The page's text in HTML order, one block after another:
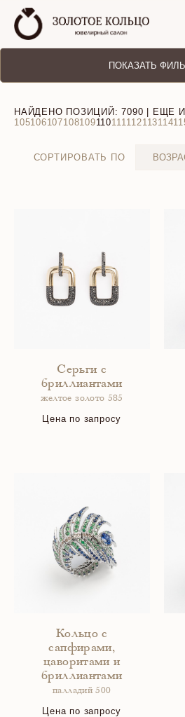
ПОКАЗАТЬ
НАЙДЕНО ПОЗИЦИЙ:7090 | ЕЩЕ
105106107108109110111112113114
СОРТИРОВАТЬ ПО
Серьги с
бриллиантами
желтое золото 585
Цена по запросу
Кольцо с
сапфирами,
цаворитами и
бриллиантами
палладий 500
Цена по запросу